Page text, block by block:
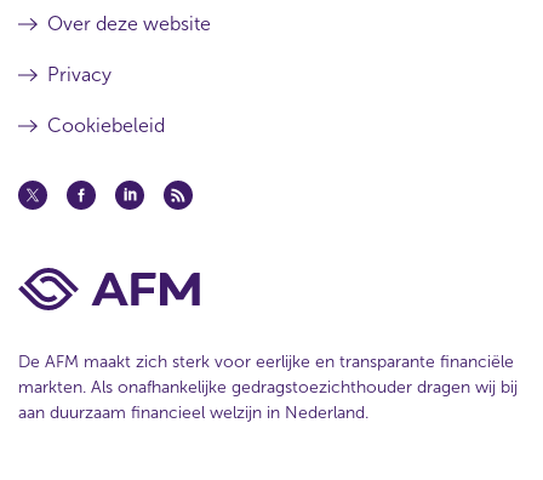
Over deze website
Privacy
Cookiebeleid
De AFM maakt zich sterk voor eerlijke en transparante financiële
markten. Als onafhankelijke gedragstoezichthouder dragen wij bij
aan duurzaam financieel welzijn in Nederland.